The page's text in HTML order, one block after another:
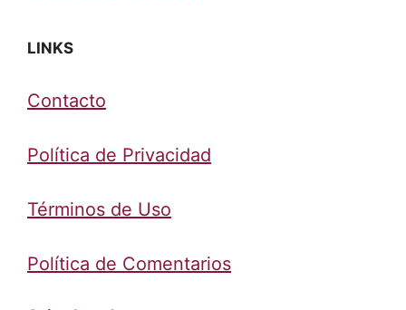
LINKS
Contacto
Política de Privacidad
Términos de Uso
Política de Comentarios